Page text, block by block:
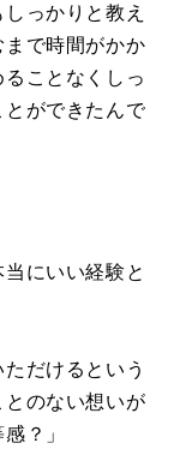
っかりと教え
で時間がかか
ことなくしっ
ができたんで
にいい経験と
だけるという
のない想いが
？」